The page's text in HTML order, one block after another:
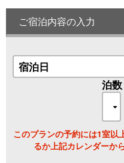
グループでのご利用やお
自然に囲まれた静かな環境
お楽しみください。
■アメニティ：ドライヤー
パジャマ、歯ブラシ、コ
■特有設備：シャワールー
リル、冷蔵庫（冷凍庫付
ご宿泊内容の入力
宿泊日
泊数
このプランの予約には1室以
るか上記カレンダーか